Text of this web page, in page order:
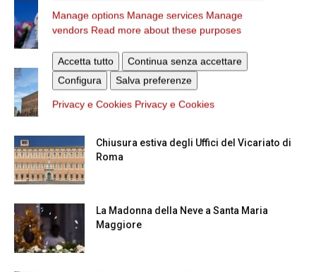
Manage options Manage services Manage
vendors Read more about these purposes
Accetta tutto
Continua senza accettare
Configura
Salva preferenze
Privacy e Cookies Privacy e Cookies
diocesano a Lourdes
Nuove nomine nella diocesi di Roma
Chiusura estiva degli Uffici del Vicariato di
Roma
La Madonna della Neve a Santa Maria
Maggiore